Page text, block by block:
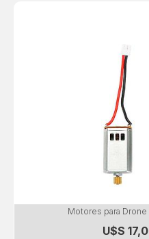
Motores para
U$S